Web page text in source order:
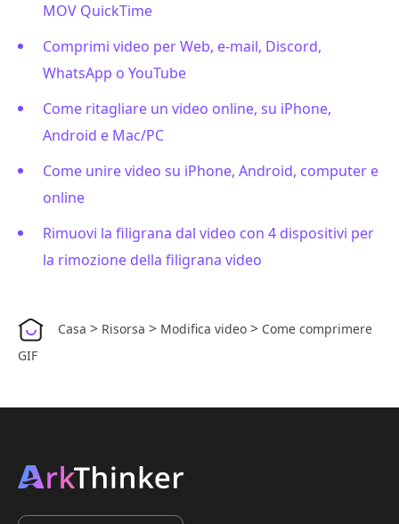
MOV QuickTime
Comprimi video per Web, e-mail, Discord,
WhatsApp o YouTube
Come ritagliare un video online, su iPhone,
Android e Mac/PC
Come unire video su iPhone, Android, computer e
online
Rimuovi la filigrana dal video con 4 dispositivi per
la rimozione della filigrana video
Casa > Risorsa > Modifica video > Come comprimere
GIF